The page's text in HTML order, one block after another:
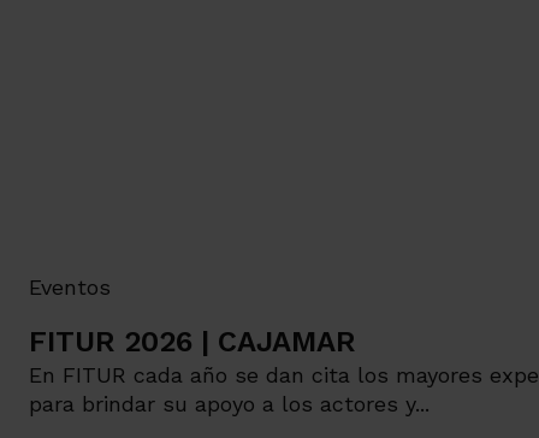
Eventos
FITUR 2026 | CAJAMAR
En FITUR cada año se dan cita los mayores
para brindar su apoyo a los actores y...